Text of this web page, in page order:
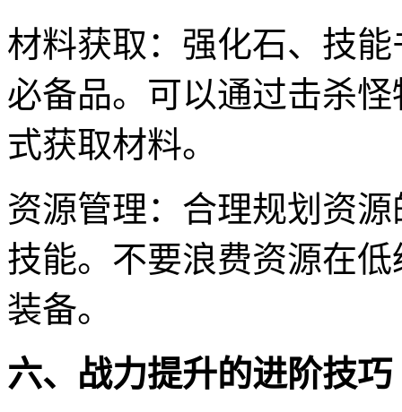
材料获取：强化石、技
必备品。可以通过击杀
式获取材料。
资源管理：合理规划资
技能。不要浪费资源在
装备。
六、战力提升的进阶技巧